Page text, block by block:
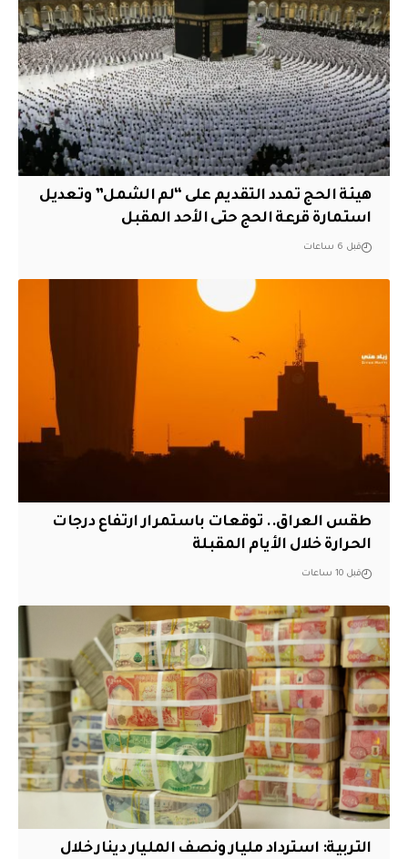
هيئة الحج تمدد التقديم على “لم الشمل” وتعديل
استمارة قرعة الحج حتى الأحد المقبل
قبل 6 ساعات
طقس العراق.. توقعات باستمرار ارتفاع درجات
الحرارة خلال الأيام المقبلة
قبل 10 ساعات
التربية: استرداد مليار ونصف المليار دينار خلال